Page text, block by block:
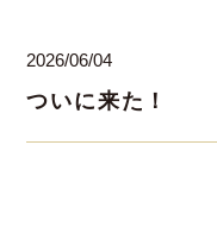
2026/06/04
ついに来た！